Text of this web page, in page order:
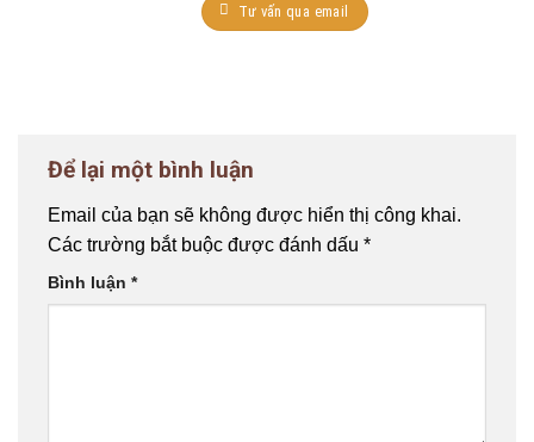
Tư vấn qua email
Để lại một bình luận
Email của bạn sẽ không được hiển thị công khai.
Các trường bắt buộc được đánh dấu *
Bình luận *